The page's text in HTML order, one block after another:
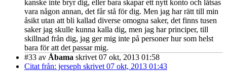
kanske inte bryr dig, eller bara skapar ett nytt konto och låtsas
vara någon annan, det får stå för dig. Men jag har rätt till min
åsikt utan att bli kallad diverse omogna saker, det finns tusen
saker jag skulle kunna kalla dig, men jag har principer, till
skillnad från dig, jag ger mig inte på personer hur som helst
bara för att det passar mig.
#33 av Åbama skrivet 07 okt, 2013 01:58
Citat från: jerseph skrivet 07 okt, 2013 01:43